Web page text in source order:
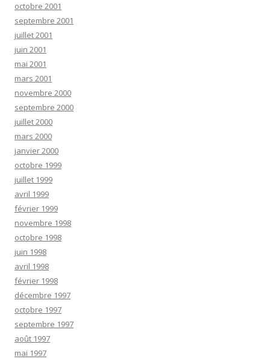
octobre 2001
septembre 2001
juillet 2001
juin 2001
mai 2001
mars 2001
novembre 2000
septembre 2000
juillet 2000
mars 2000
janvier 2000
octobre 1999
juillet 1999
avril 1999
février 1999
novembre 1998
octobre 1998
juin 1998
avril 1998
février 1998
décembre 1997
octobre 1997
septembre 1997
août 1997
mai 1997